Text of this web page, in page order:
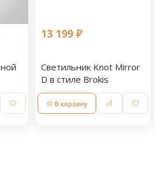
13 199 ₽
Светильник Knot Mirror
D в стиле Brokis
В корзину